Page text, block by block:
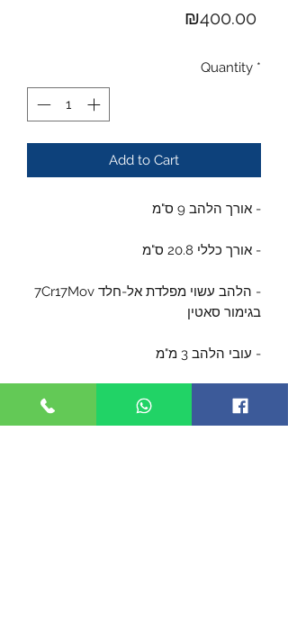
₪400.00Price
Quantity *
Add to Cart
- אורך הלהב 9 ס"מ
- אורך כללי 20.8 ס"מ
- הלהב עשוי מפלדת אל-חלד 7Cr17Mov
בגימור סאטין
- עובי הלהב 3 מ"מ
- הידית עשויה מ- G10.